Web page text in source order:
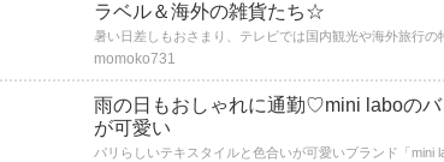
ラベル＆海外の雑貨たち☆
momoko731
雨の日もおしゃれに通勤♡mini laboの
が可愛い